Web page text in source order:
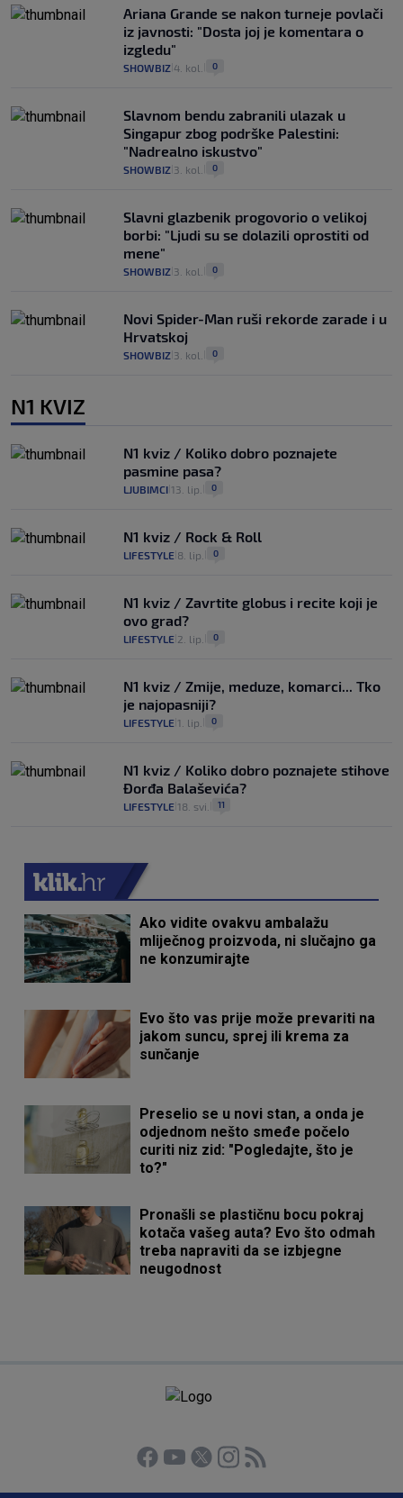
Ariana Grande se nakon turneje povlači
iz javnosti: "Dosta joj je komentara o
izgledu"
SHOWBIZ 4. kol. 0
Slavnom bendu zabranili ulazak u
Singapur zbog podrške Palestini:
"Nadrealno iskustvo"
SHOWBIZ 3. kol. 0
Slavni glazbenik progovorio o velikoj
borbi: "Ljudi su se dolazili oprostiti od
mene"
SHOWBIZ 3. kol. 0
Novi Spider-Man ruši rekorde zarade i u
Hrvatskoj
SHOWBIZ 3. kol. 0
N1 KVIZ
N1 kviz / Koliko dobro poznajete
pasmine pasa?
LJUBIMCI 13. lip. 0
N1 kviz / Rock & Roll
LIFESTYLE 8. lip. 0
N1 kviz / Zavrtite globus i recite koji je
ovo grad?
LIFESTYLE 2. lip. 0
N1 kviz / Zmije, meduze, komarci... Tko
je najopasniji?
LIFESTYLE 1. lip. 0
N1 kviz / Koliko dobro poznajete stihove
Đorđa Balaševića?
LIFESTYLE 18. svi. 11
Ako vidite ovakvu ambalažu
mliječnog proizvoda, ni slučajno ga
ne konzumirajte
Evo što vas prije može prevariti na
jakom suncu, sprej ili krema za
sunčanje
Preselio se u novi stan, a onda je
odjednom nešto smeđe počelo
curiti niz zid: "Pogledajte, što je
to?"
Pronašli se plastičnu bocu pokraj
kotača vašeg auta? Evo što odmah
treba napraviti da se izbjegne
neugodnost